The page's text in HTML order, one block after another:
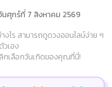
นศุกร์ที่ 7 สิงหาคม 2569
ไร สามารถดูดวงออนไลน์ง่าย ๆ
เอง
กเลือกวันเกิดของคุณที่นี่!